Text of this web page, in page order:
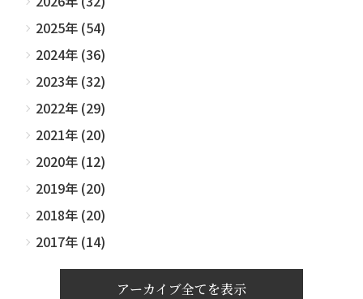
2025年 (54)
2024年 (36)
2023年 (32)
2022年 (29)
2021年 (20)
2020年 (12)
2019年 (20)
2018年 (20)
2017年 (14)
アーカイブ全てを表示